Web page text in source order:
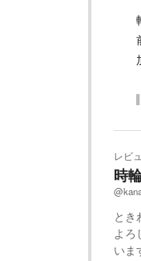
レビ
時
とき
よろ
いま